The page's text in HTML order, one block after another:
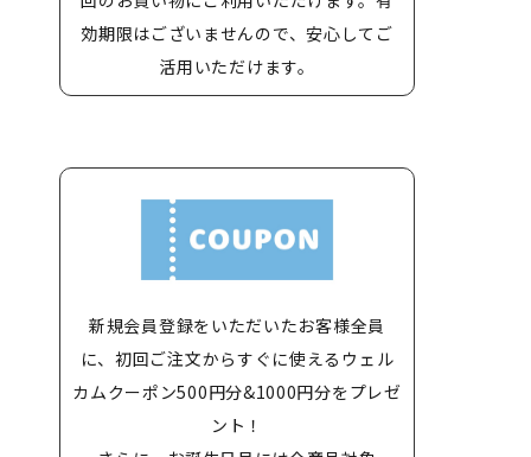
効期限はございませんので、安心してご
活用いただけます。
新規会員登録をいただいたお客様全員
に、初回ご注文からすぐに使えるウェル
カムクーポン500円分&1000円分をプレゼ
ント！